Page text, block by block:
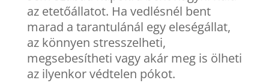
az etetőállatot. Ha vedlésnél bent
marad a tarantulánál egy eleségállat,
az könnyen stresszelheti,
megsebesítheti vagy akár meg is ölheti
az ilyenkor védtelen pókot.